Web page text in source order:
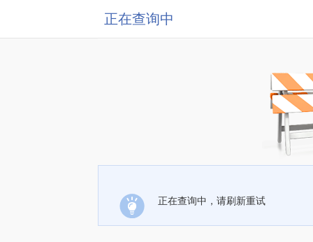
正在查询中
正在查询中，请刷新重试